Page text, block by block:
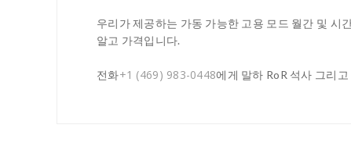
우리가 제공하는 가동 가능한 고용 모드 월간 및 시
알고 가격입니다.
전화+1 (469) 983-0448에게 말하 RoR 석사 그리